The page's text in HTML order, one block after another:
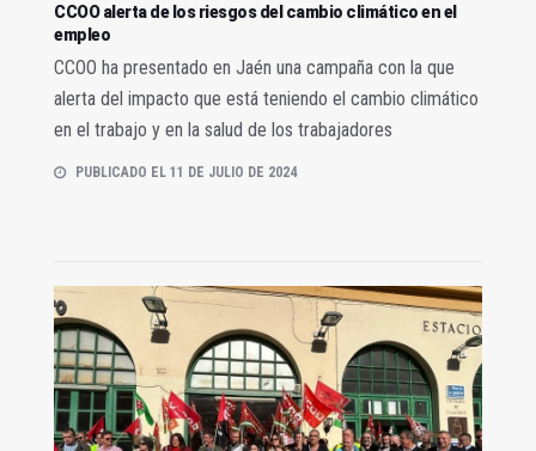
CCOO alerta de los riesgos del cambio climático en el
empleo
CCOO ha presentado en Jaén una campaña con la que
alerta del impacto que está teniendo el cambio climático
en el trabajo y en la salud de los trabajadores
PUBLICADO EL 11 DE JULIO DE 2024